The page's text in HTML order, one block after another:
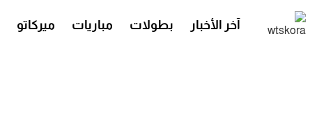
آخر الأخبار بطولات مباريات ميركاتو